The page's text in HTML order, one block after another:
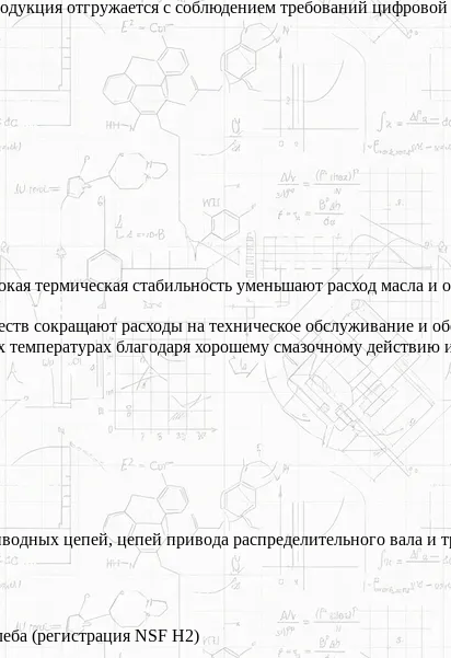
отгружается с соблюдением требований цифровой
термическая стабильность уменьшают расход масла
сокращают расходы на техническое обслуживание и
благодаря хорошему смазочному действию
цепей, цепей привода распределительного вала
(регистрация NSF H2)